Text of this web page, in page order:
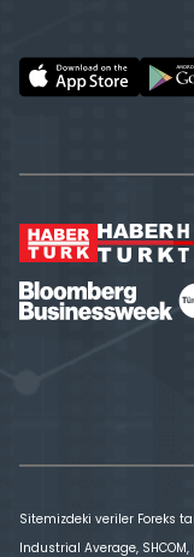
Sitemizdeki veriler Foreks
Industrial Average, SHCOM,